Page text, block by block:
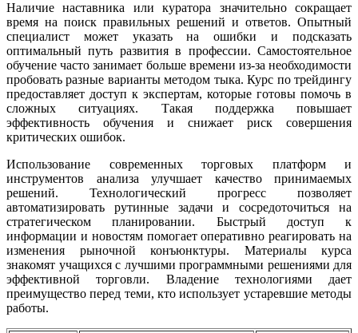
Наличие наставника или куратора значительно сокращает
время на поиск правильных решений и ответов. Опытный
специалист может указать на ошибки и подсказать
оптимальный путь развития в профессии. Самостоятельное
обучение часто занимает больше времени из-за необходимости
пробовать разные варианты методом тыка. Курс по трейдингу
предоставляет доступ к экспертам, которые готовы помочь в
сложных ситуациях. Такая поддержка повышает
эффективность обучения и снижает риск совершения
критических ошибок.
Использование современных торговых платформ и
инструментов анализа улучшает качество принимаемых
решений. Технологический прогресс позволяет
автоматизировать рутинные задачи и сосредоточиться на
стратегическом планировании. Быстрый доступ к
информации и новостям помогает оперативно реагировать на
изменения рыночной конъюнктуры. Материалы курса
знакомят учащихся с лучшими программными решениями для
эффективной торговли. Владение технологиями дает
преимущество перед теми, кто использует устаревшие методы
работы.